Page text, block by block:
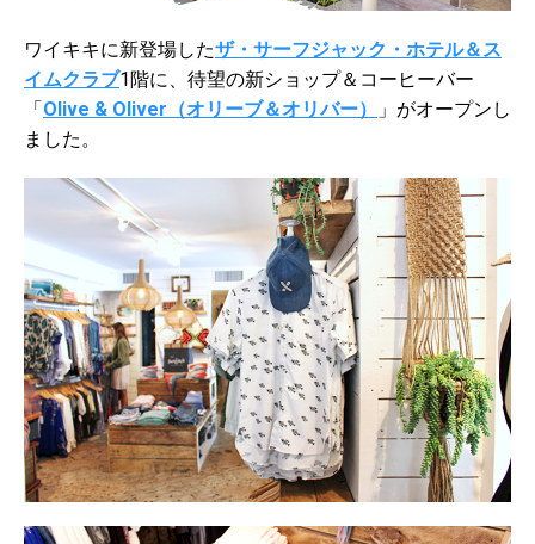
ワイキキに新登場したザ・サーフジャック・ホテル＆ス
イムクラブ1階に、待望の新ショップ＆コーヒーバー
「Olive & Oliver（オリーブ＆オリバー）
」がオープンし
ました。